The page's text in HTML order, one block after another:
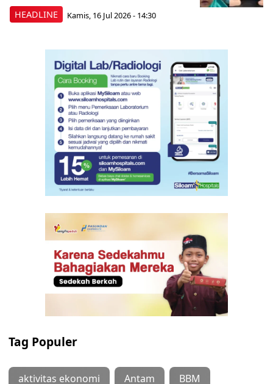
HEADLINE Kamis, 16 Jul 2026 - 14:30
Tag Populer
aktivitas ekonomi Antam BBM